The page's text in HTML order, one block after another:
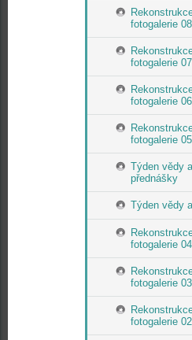
fotogalerie 08
fotogalerie 07
fotogalerie 06
fotogalerie 05
Týden vědy
přednášky
Týden vědy
fotogalerie 04
fotogalerie 03
fotogalerie 02